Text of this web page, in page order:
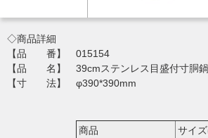
◇商品詳細
【品 番】 015154
【品 名】 39cmステンレス目盛付寸胴
【寸 法】 φ390*390mm
商品
サイ